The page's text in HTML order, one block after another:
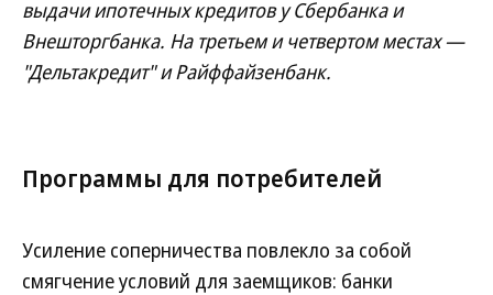
выдачи ипотечных кредитов у Сбербанка и
Внешторгбанка. На третьем и четвертом местах —
"Дельтакредит" и Райффайзенбанк.
Программы для потребителей
Усиление соперничества повлекло за собой
смягчение условий для заемщиков: банки